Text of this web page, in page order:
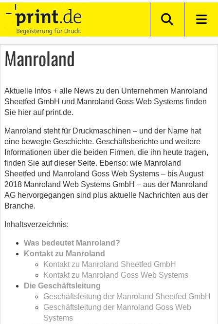
Manroland
Aktuelle Infos + alle News zu den Unternehmen Manroland
Sheetfed GmbH und Manroland Goss Web Systems finden
Sie hier auf print.de.
Manroland steht für Druckmaschinen – und der Name hat
eine bewegte Geschichte. Geschäftsberichte und weitere
Informationen über die beiden Firmen, die ihn heute tragen,
finden Sie auf dieser Seite. Ebenso: wie Manroland
Sheetfed und Manroland Goss Web Systems – bis August
2018 Manroland Web Systems GmbH – aus der Manroland
AG hervorgegangen sind plus aktuelle Nachrichten aus der
Branche.
Inhaltsverzeichnis:
Was bedeutet Manroland?
Kontakt zu Manroland
Kontakt zu Manroland Sheetfed GmbH
Kontakt zu Manroland Goss Web Systems
Die Geschäftsleitung
Geschäftsleitung der Manroland Sheetfed GmbH
Geschäftsleitung der Manroland Goss Web
Systems